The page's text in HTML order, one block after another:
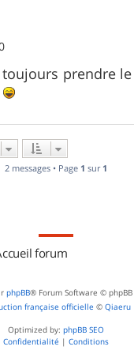
prendre
2 messages • Page 1 sur 1
forum
phpBB® Forum Software ©
française officielle © Qiaeru
Optimized by: phpBB SEO
Confidentialité | Conditions